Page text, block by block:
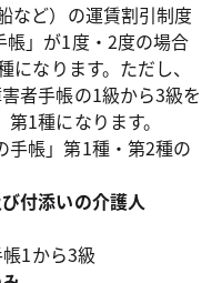
など）の運賃割引制度
帳」が1度・2度の場合
なります。ただし、
者手帳の1級から3級を
1種になります。
手帳」第1種・第2種の
付添いの介護人
1から3級